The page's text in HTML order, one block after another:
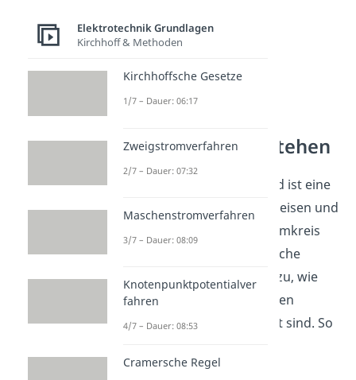
Stromkreise verstehen
Der elektrische Widerstand ist eine
wichtige Größe in Stromkreisen und
prägt, wie Bauteile im Stromkreis
wirken. Du zeichnest einfache
Schaltungen und ordnest zu, wie
Spannung und Strom an den
einzelnen Bauteilen verteilt sind. So
Reihenschaltung anders
Elektrotechnik Grundlagen
Kirchhoff & Methoden
Kirchhoffsche Gesetze
1/7 – Dauer: 06:17
Zweigstromverfahren
2/7 – Dauer: 07:32
Maschenstromverfahren
3/7 – Dauer: 08:09
Knotenpunktpotentialver
fahren
4/7 – Dauer: 08:53
Cramersche Regel